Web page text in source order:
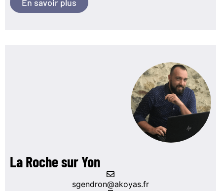
En savoir plus
La Roche sur Yon
sgendron@akoyas.fr